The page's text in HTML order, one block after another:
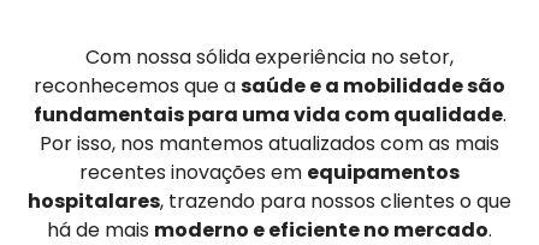
Com nossa sólida experiência no setor,
reconhecemos que asaúde e a mobilidade são
fundamentais para uma vida com qualidade.
Por isso, nos mantemos atualizados com as mais
recentes inovações em equipamentos
hospitalares, trazendo para nossos clientes o que
há de mais moderno e eficiente no mercado.